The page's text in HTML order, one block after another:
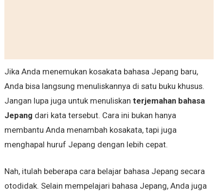
Jika Anda menemukan kosakata bahasa Jepang baru,
Anda bisa langsung menuliskannya di satu buku khusus.
Jangan lupa juga untuk menuliskan terjemahan bahasa
Jepang dari kata tersebut. Cara ini bukan hanya
membantu Anda menambah kosakata, tapi juga
menghapal huruf Jepang dengan lebih cepat.
Nah, itulah beberapa cara belajar bahasa Jepang secara
otodidak. Selain mempelajari bahasa Jepang, Anda juga